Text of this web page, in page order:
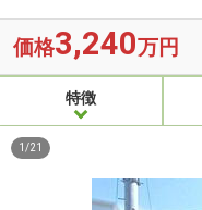
価格3,240万円
特徴
1 /21